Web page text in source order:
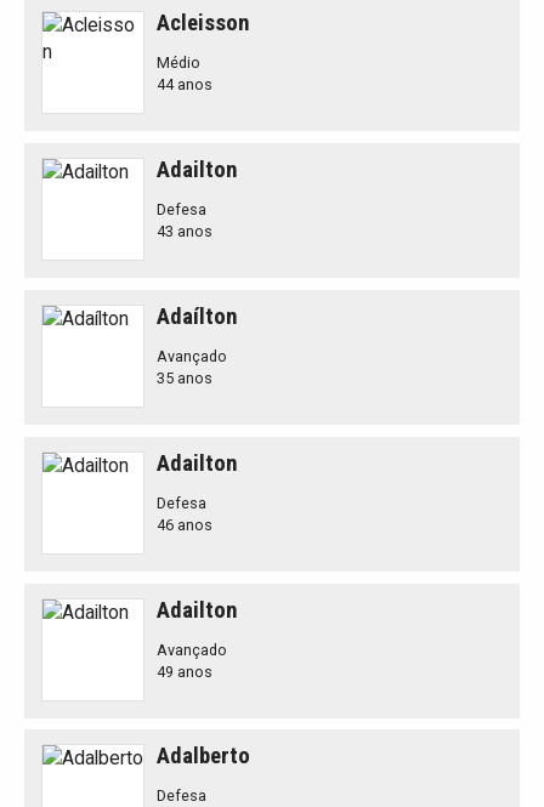
Acleisson
Médio
44 anos
Adailton
Defesa
43 anos
Adaílton
Avançado
35 anos
Adailton
Defesa
46 anos
Adailton
Avançado
49 anos
Adalberto
Defesa